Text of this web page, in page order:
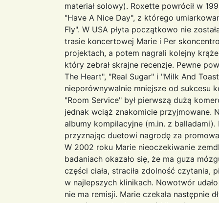
materiał solowy). Roxette powrócił w
"Have A Nice Day", z którego
Fly". W USA płyta początkowo nie
trasie koncertowej Marie i Per
projektach, a potem nagrali kolejny
który zebrał skrajne recenzje. Pewne
The Heart", "Real Sugar" i "Milk And
nieporównywalnie mniejsze od sukcesu
"Room Service" był pierwszą dużą
jednak wciąż znakomicie przyjmowane.
albumy kompilacyjne (m.in. z
przyznając duetowi nagrodę za
W 2002 roku Marie nieoczekiwanie
badaniach okazało się, że ma guza
części ciała, straciła zdolność czytania,
w najlepszych klinikach. Nowotwór
nie ma remisji. Marie czekała następnie